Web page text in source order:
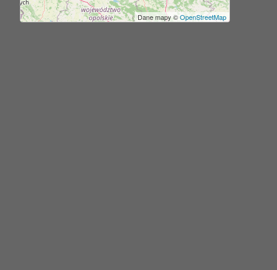
Dane mapy ©OpenStreetMap